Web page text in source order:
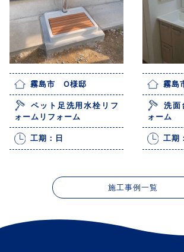
霧島市 O様邸
ペット足洗用水栓リフ
ォームリフォーム
工期：日
霧島
洗面
ォーム
工期
施工事例一覧